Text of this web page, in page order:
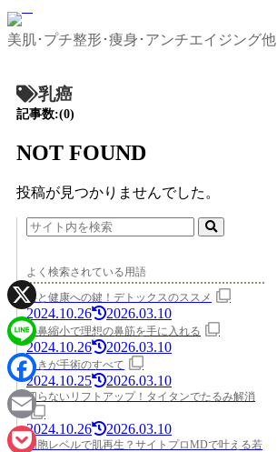
美肌･プチ整形･痩身･アンチエイジング他
乳癌
記事数:(0)
NOT FOUND
投稿が見つかりませんでした。
よく検索されている用語
美と健康への鍵！デトックスのススメ
2024.10.26 2026.03.10
小鼻縮小で理想の鼻筋を手に入れる
2024.10.26 2026.03.10
わきが手術のすべて
2024.10.25 2026.03.10
切らないリフトアップ！タイタンでたるみ解消
2024.10.26 2026.03.10
細胞レベルで肌再生？サイトプロMDで叶える若
X
Line
Facebook
Email